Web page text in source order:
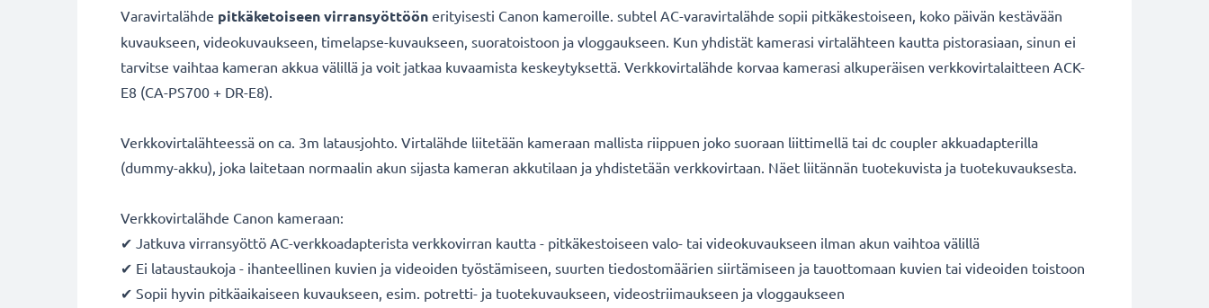
Varavirtalähde pitkäketoiseen virransyöttöön erityisesti Canon kameroille. subtel AC-varavirtalähde sopii pitkäkestoiseen, koko päivän kestävään
kuvaukseen, videokuvaukseen, timelapse-kuvaukseen, suoratoistoon ja vloggaukseen. Kun yhdistät kamerasi virtalähteen kautta pistorasiaan, sinun ei
tarvitse vaihtaa kameran akkua välillä ja voit jatkaa kuvaamista keskeytyksettä. Verkkovirtalähde korvaa kamerasi alkuperäisen verkkovirtalaitteen ACK-
E8 (CA-PS700 + DR-E8).
Verkkovirtalähteessä on ca. 3m latausjohto. Virtalähde liitetään kameraan mallista riippuen joko suoraan liittimellä tai dc coupler akkuadapterilla
(dummy-akku), joka laitetaan normaalin akun sijasta kameran akkutilaan ja yhdistetään verkkovirtaan. Näet liitännän tuotekuvista ja tuotekuvauksesta.
Verkkovirtalähde Canon kameraan:
✔ Jatkuva virransyöttö AC-verkkoadapterista verkkovirran kautta - pitkäkestoiseen valo- tai videokuvaukseen ilman akun vaihtoa välillä
✔ Ei lataustaukoja - ihanteellinen kuvien ja videoiden työstämiseen, suurten tiedostomäärien siirtämiseen ja tauottomaan kuvien tai videoiden toistoon
✔ Sopii hyvin pitkäaikaiseen kuvaukseen, esim. potretti- ja tuotekuvaukseen, videostriimaukseen ja vloggaukseen